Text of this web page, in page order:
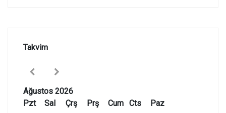
Takvim
Ağustos 2026
Pzt
Sal Çrş Prş Cum Cts Paz